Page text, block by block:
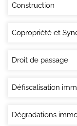
Construction
Copropriété et
Droit de passage
Défiscalisation
Dégradations